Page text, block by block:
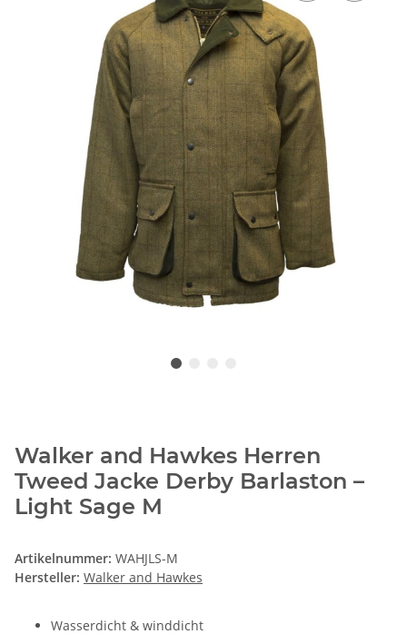
Walker and Hawkes Herren
Tweed Jacke Derby Barlaston –
Light Sage M
Artikelnummer: WAHJLS-M
Hersteller: Walker and Hawkes
Wasserdicht & winddicht